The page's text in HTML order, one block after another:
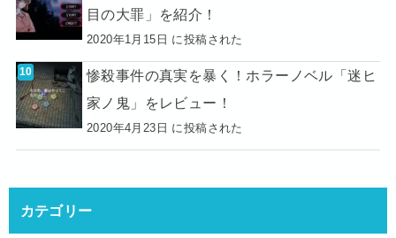
目の大罪」を紹介！
2020年1月15日 に投稿された
惨殺事件の真実を暴く！ホラーノベル「迷ヒ
家ノ鬼」をレビュー！
2020年4月23日 に投稿された
カテゴリー